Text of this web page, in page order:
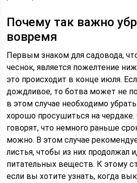
Почему так важно
вовремя
Первым знаком для садовода,
чеснок, является пожелтение
это происходит в конце июля.
дождливое, то ботва может не
в этом случае необходимо
хорошо просушиться на
говорят, что немного раньше
можно. В этом случае
листья, чтобы из них продолжал
питательных веществ. К этому
если вы хотите узнать, когда